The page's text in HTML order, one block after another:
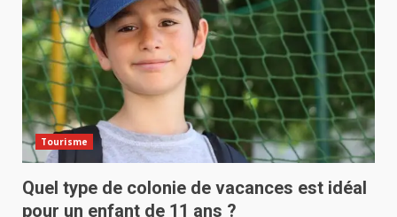
Tourisme
Quel type de colonie de vacances est idéal
pour un enfant de 11 ans ?